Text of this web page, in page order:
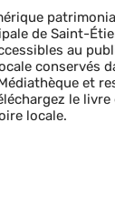
de Saint-
au
conservés
et
le
locale.